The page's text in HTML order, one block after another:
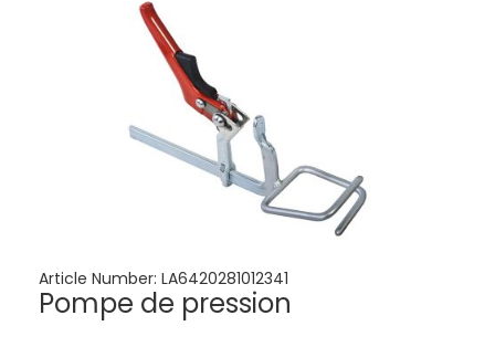
Article Number: LA6420281012341
Pompe de pression